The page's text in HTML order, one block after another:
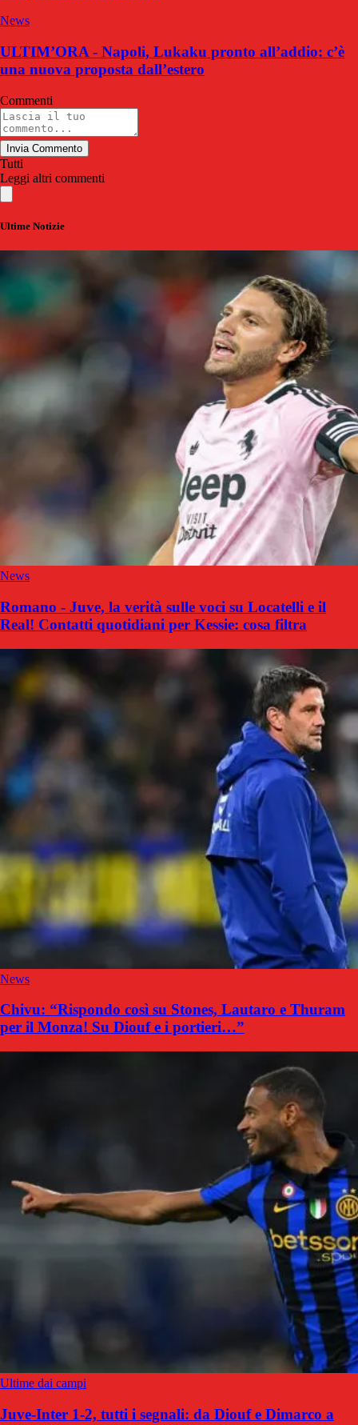
News
ULTIM’ORA - Napoli, Lukaku pronto all’addio: c’è
una nuova proposta dall’estero
Commenti
Invia Commento
Tutti
Leggi altri commenti
Ultime Notizie
News
Romano - Juve, la verità sulle voci su Locatelli e il
Real! Contatti quotidiani per Kessie: cosa filtra
News
Chivu: “Rispondo così su Stones, Lautaro e Thuram
per il Monza! Su Diouf e i portieri…”
Ultime dai campi
Juve-Inter 1-2, tutti i segnali: da Diouf e Dimarco a